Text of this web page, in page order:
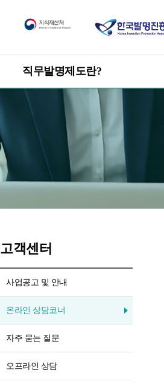
직무발명제도란?
한눈에 보는 직무발명제도
관련 발명진흥법 및 시행령
고객센터
사업공고 및 안내
온라인 상담코너
자주 묻는 질문
오프라인 상담